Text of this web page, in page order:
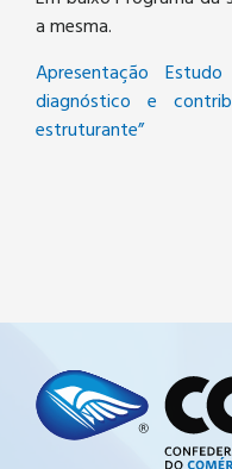
a mesma.
Apresentação
diagnóstico e
estruturante”